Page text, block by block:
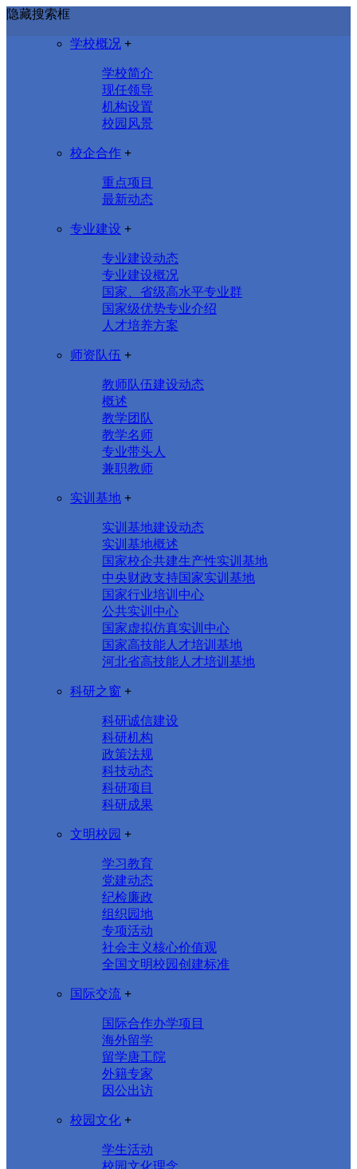
隐藏搜索框
学校概况 +
学校简介
现任领导
机构设置
校园风景
校企合作 +
重点项目
最新动态
专业建设 +
专业建设动态
专业建设概况
国家、省级高水平专业群
国家级优势专业介绍
人才培养方案
师资队伍 +
教师队伍建设动态
概述
教学团队
教学名师
专业带头人
兼职教师
实训基地 +
实训基地建设动态
实训基地概述
国家校企共建生产性实训基地
中央财政支持国家实训基地
国家行业培训中心
公共实训中心
国家虚拟仿真实训中心
国家高技能人才培训基地
河北省高技能人才培训基地
科研之窗 +
科研诚信建设
科研机构
政策法规
科技动态
科研项目
科研成果
文明校园 +
学习教育
党建动态
纪检廉政
组织园地
专项活动
社会主义核心价值观
全国文明校园创建标准
国际交流 +
国际合作办学项目
海外留学
留学唐工院
外籍专家
因公出访
校园文化 +
学生活动
校园文化理念